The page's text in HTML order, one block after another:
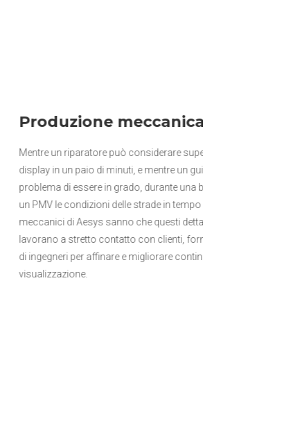
superfluo il fatto di riparare un
un guidatore può non porsi il
una bufera di neve, di leggere su
in tempo reale, gli ingegneri
dettagli sono tutto. Essi
clienti, fornitori, laboratori e altri team
continuamente i sistemi di